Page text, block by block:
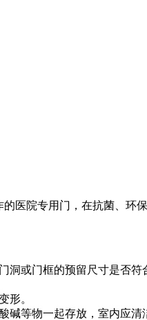
医院专用门，在抗菌、环
或门框的预留尺寸是否符
形。
等物一起存放，室内应清